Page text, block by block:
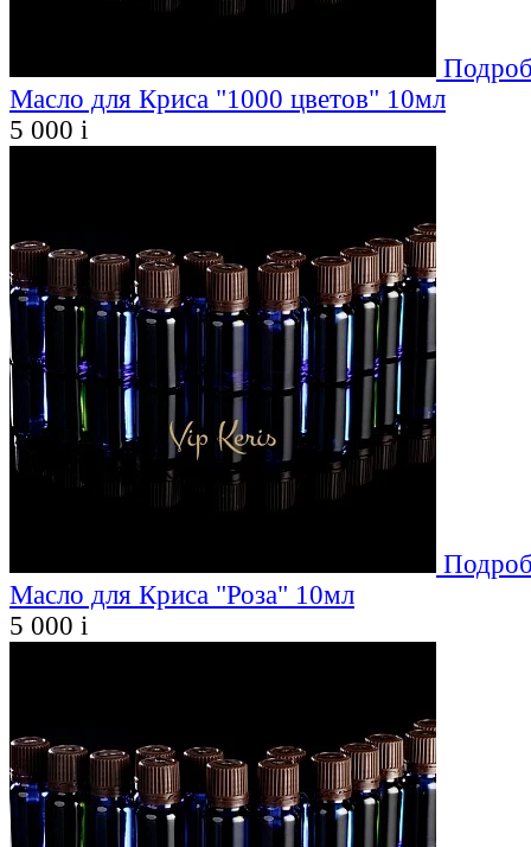
Масло для Криса "1000 цветов" 10мл
5 000 i
Масло для Криса "Роза" 10мл
5 000 i